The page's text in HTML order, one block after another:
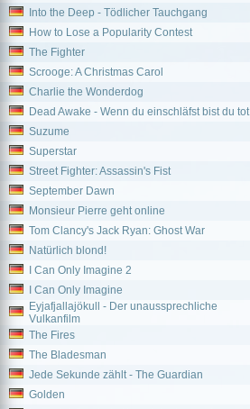
Into the Deep - Tödlicher Tauchgang
How to Lose a Popularity Contest
The Fighter
Scrooge: A Christmas Carol
Charlie the Wonderdog
Dead Awake - Wenn du einschläfst bist du tot
Suzume
Superstar
Street Fighter: Assassin's Fist
September Dawn
Monsieur Pierre geht online
Tom Clancy's Jack Ryan: Ghost War
Natürlich blond!
I Can Only Imagine 2
I Can Only Imagine
Eyjafjallajökull - Der unaussprechliche
Vulkanfilm
The Fires
The Bladesman
Jede Sekunde zählt - The Guardian
Golden